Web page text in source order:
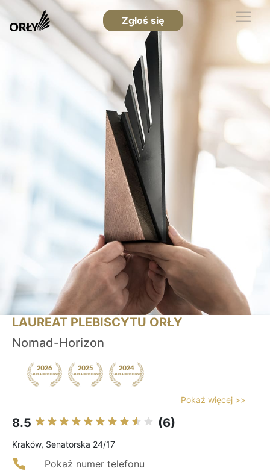
Zgłoś się
LAUREAT PLEBISCYTU ORŁY
Nomad-Horizon
Pokaż więcej >>
8.5 (6)
Kraków, Senatorska 24/17
Pokaż numer telefonu